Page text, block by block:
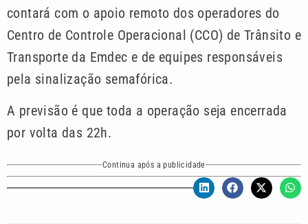
contará com o apoio remoto dos operadores do
Centro de Controle Operacional (CCO) de Trânsito e
Transporte da Emdec e de equipes responsáveis
pela sinalização semafórica.
A previsão é que toda a operação seja encerrada
por volta das 22h.
Continua após a publicidade